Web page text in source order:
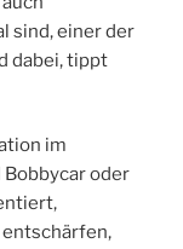
sind, einer der
dabei, tippt
im
oder